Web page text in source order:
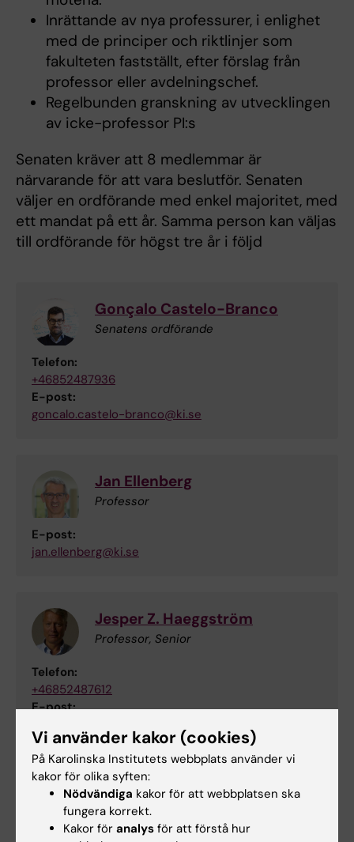
Inrättande av nya professurer, i enlighet
med de principer och riktlinjer som
fakulteten fastställt, efter förslag från
professor eller avdelningschef.
Regelbunden granskning av utvecklingen
av icke-professor PI:s
Senaten kräver att 8 medlemmar är
närvarande för att vara beslutför. Senaten
väljer en ordförande med enkel majoritet, med
ett mandat på ett år. Samma person kan väljas
till ordförande för högst tre år i följd
Gonçalo Castelo-Branco
Senatens ordförande
Telefon:
+46852487936
E-post:
goncalo.castelo-branco@ki.se
Jan Ellenberg
Professor
E-post:
jan.ellenberg@ki.se
Jesper Z. Haeggström
Professor, Senior
Telefon:
+46852487612
E-post:
Vi använder kakor (cookies)
På Karolinska Institutets webbplats använder vi
kakor för olika syften:
Nödvändiga kakor för att webbplatsen ska
fungera korrekt.
Kakor för analys för att förstå hur